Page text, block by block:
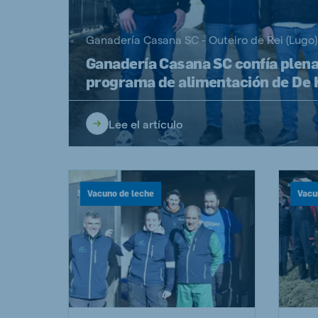
Ganadería Casana SC - Outeiro de Rei (Lugo)
Ganadería Casana SC confía
programa de alimentación de De
Lee el artículo
Vacuno de leche
Brasil
Koudijs Export